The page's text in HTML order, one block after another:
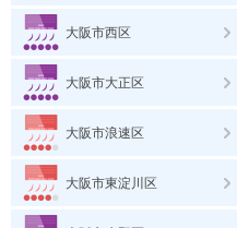
大阪市西区
大阪市大正区
大阪市浪速区
大阪市東淀川区